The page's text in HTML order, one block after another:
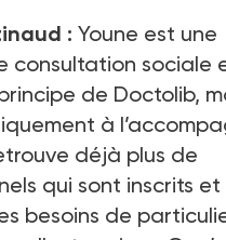
: Youne est une
consultation sociale
de Doctolib,
à
déjà plus de
qui sont inscrits
besoins de